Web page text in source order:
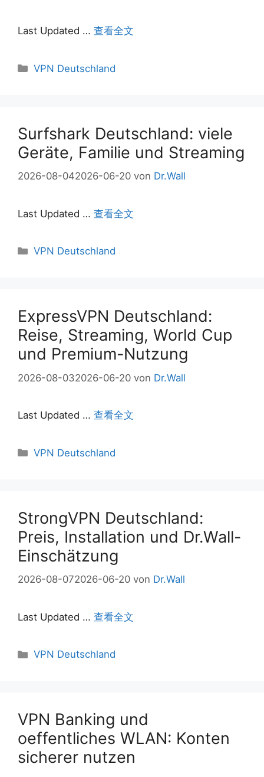
Last Updated … 查看全文
Kategorien
VPN Deutschland
Surfshark Deutschland: viele
Geräte, Familie und Streaming
2026-08-042026-06-20 von Dr.Wall
Last Updated … 查看全文
Kategorien
VPN Deutschland
ExpressVPN Deutschland:
Reise, Streaming, World Cup
und Premium-Nutzung
2026-08-032026-06-20 von Dr.Wall
Last Updated … 查看全文
Kategorien
VPN Deutschland
StrongVPN Deutschland:
Preis, Installation und Dr.Wall-
Einschätzung
2026-08-072026-06-20 von Dr.Wall
Last Updated … 查看全文
Kategorien
VPN Deutschland
VPN Banking und
oeffentliches WLAN: Konten
sicherer nutzen